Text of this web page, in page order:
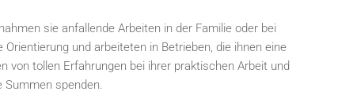
sie anfallende Arbeiten in der Familie oder bei
und arbeiteten in Betrieben, die ihnen eine
von tollen Erfahrungen bei ihrer praktischen Arbeit und
Summen spenden.